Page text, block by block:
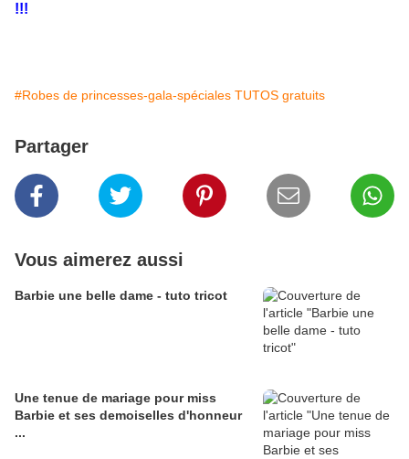
!!!
#Robes de princesses-gala-spéciales TUTOS gratuits
Partager
Vous aimerez aussi
Barbie une belle dame - tuto tricot
Une tenue de mariage pour miss
Barbie et ses demoiselles d'honneur
...